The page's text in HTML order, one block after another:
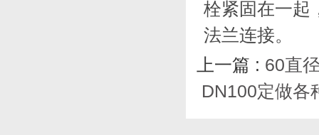
栓紧固在一起
法兰连接。
上一篇 : 60直
DN100定做各